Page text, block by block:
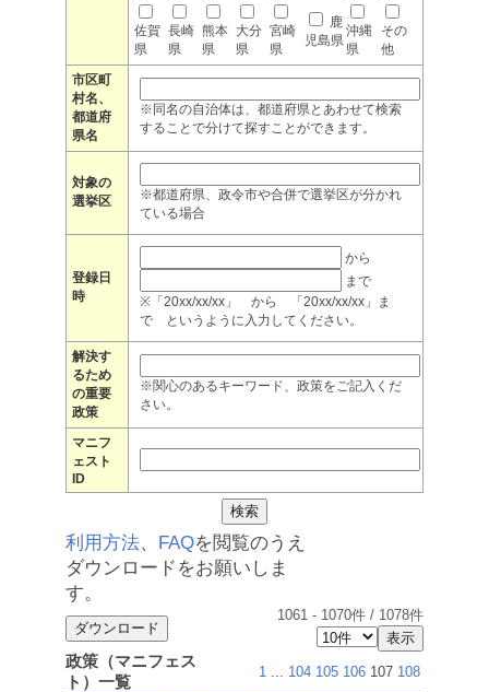
佐賀
県
長崎
県
熊本
県
大分
県
宮崎
県
鹿
児島県
沖縄
県
その
他
市区町
村名、
都道府
県名
※同名の自治体は、都道府県とあわせて検索
することで分けて探すことができます。
対象の
選挙区
※都道府県、政令市や合併で選挙区が分かれ
ている場合
登録日
時
から
まで
※「20xx/xx/xx」 から 「20xx/xx/xx」ま
で というように入力してください。
解決す
るため
の重要
政策
※関心のあるキーワード、政策をご記入くだ
さい。
マニフ
ェスト
ID
利用方法、 FAQを閲覧のうえ
ダウンロードをお願いしま
す。
1061 - 1070件 / 1078件
政策（マニフェス
ト）一覧
1 ... 104 105 106 107 108